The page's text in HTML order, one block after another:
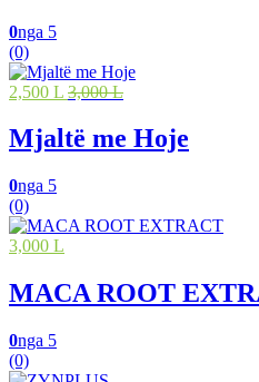
0nga 5
(0)
2,500 L 3,000 L
Mjaltë me Hoje
0nga 5
(0)
3,000 L
MACA ROOT
0nga 5
(0)